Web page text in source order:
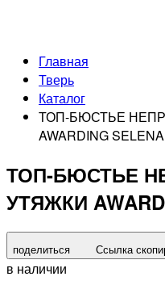
Главная
Тверь
Каталог
ТОП-БЮСТЬЕ
AWARDING SELENA
ТОП-БЮСТЬЕ
УТЯЖКИ
поделиться Ссылка
в наличии